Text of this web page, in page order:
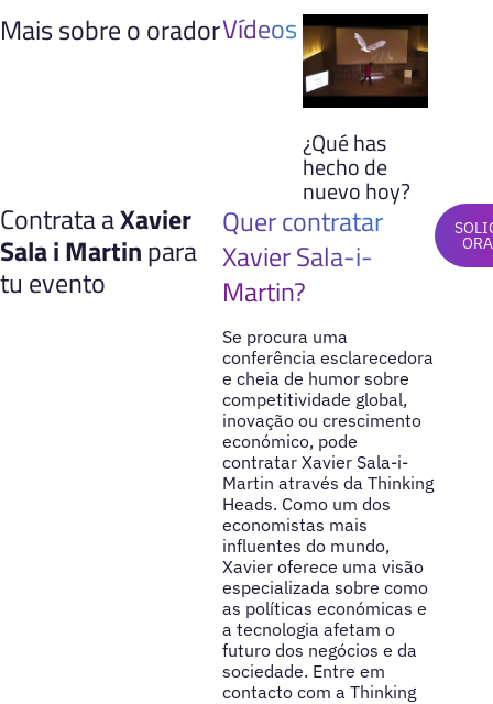
Mais sobre o oradorVídeos
¿Qué has
hecho de
nuevo hoy?
Contrata aXavier
Sala i Martinpara
tu evento
Quer contratar
Xavier Sala-i-
Martin?
Se procura uma
conferência esclarecedora
e cheia de humor sobre
competitividade global,
inovação ou crescimento
económico, pode
contratar Xavier Sala-i-
Martin através da Thinking
Heads. Como um dos
economistas mais
influentes do mundo,
Xavier oferece uma visão
especializada sobre como
as políticas económicas e
a tecnologia afetam o
futuro dos negócios e da
sociedade. Entre em
contacto com a Thinking